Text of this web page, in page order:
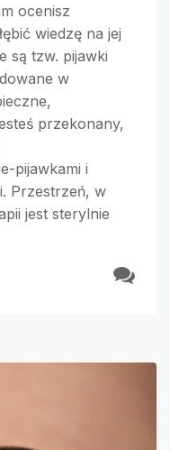
ocenisz
wiedzę na jej
są tzw. pijawki
w
przekonany,
pijawkami i
Przestrzeń, w
jest sterylnie